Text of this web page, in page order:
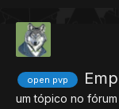
open pvp
um tópico no